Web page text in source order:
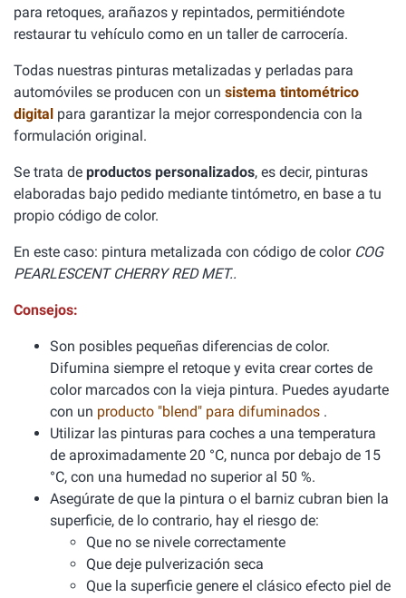
para retoques, arañazos y repintados, permitiéndote
restaurar tu vehículo como en un taller de carrocería.
Todas nuestras pinturas metalizadas y perladas para
automóviles se producen con un sistema tintométrico
digital para garantizar la mejor correspondencia con la
formulación original.
Se trata de productos personalizados, es decir, pinturas
elaboradas bajo pedido mediante tintómetro, en base a tu
propio código de color.
En este caso: pintura metalizada con código de color COG
PEARLESCENT CHERRY RED MET..
Consejos:
Son posibles pequeñas diferencias de color.
Difumina siempre el retoque y evita crear cortes de
color marcados con la vieja pintura. Puedes ayudarte
con un producto "blend" para difuminados .
Utilizar las pinturas para coches a una temperatura
de aproximadamente 20 °C, nunca por debajo de 15
°C, con una humedad no superior al 50 %.
Asegúrate de que la pintura o el barniz cubran bien la
superficie, de lo contrario, hay el riesgo de:
Que no se nivele correctamente
Que deje pulverización seca
Que la superficie genere el clásico efecto piel de